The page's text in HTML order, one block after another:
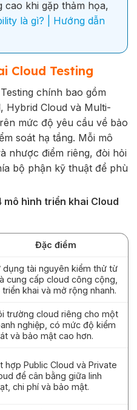
cao khi gặp thảm họa,
là gì? | Hướng dẫn
Cloud Testing
chính bao gồm
Hybrid Cloud và Multi-
mức độ yêu cầu về bảo
soát hạ tầng. Mỗi mô
nhược điểm riêng, đòi hỏi
bộ phận kỹ thuật để phù
mô hình triển khai Cloud
Đặc điểm
dụng tài nguyên kiểm thử từ
cung cấp cloud công cộng,
triển khai và mở rộng nhanh.
trường cloud riêng cho một
nghiệp, có mức độ kiểm
và bảo mật cao hơn.
hợp Public Cloud và Private
để cân bằng giữa linh
chi phí và bảo mật.